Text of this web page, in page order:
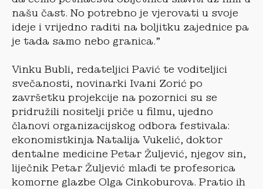
našu čast. No potrebno je vjerovati u svoje
ideje i vrijedno raditi na boljitku zajednice pa
je tada samo nebo granica.”
Vinku Bubli, redateljici Pavić te voditeljici
svečanosti, novinarki Ivani Zorić po
završetku projekcije na pozornici su se
pridružili nositelji priče u filmu, ujedno
članovi organizacijskog odbora festivala:
ekonomistkinja Natalija Vukelić, doktor
dentalne medicine Petar Žuljević, njegov sin,
liječnik Petar Žuljević mlađi te profesorica
komorne glazbe Olga Cinkoburova. Pratio ih